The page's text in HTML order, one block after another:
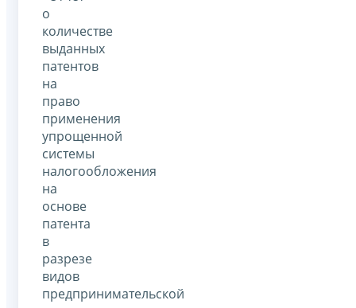
о
количестве
выданных
патентов
на
право
применения
упрощенной
системы
налогообложения
на
основе
патента
в
разрезе
видов
предпринимательской